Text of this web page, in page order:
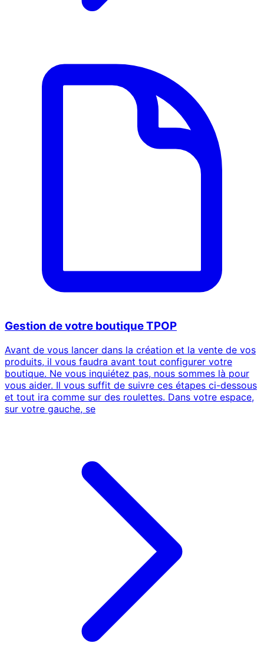
Gestion de votre boutique TPOP
Avant de vous lancer dans la création et la vente de vos
produits, il vous faudra avant tout configurer votre
boutique. Ne vous inquiétez pas, nous sommes là pour
vous aider. Il vous suffit de suivre ces étapes ci-dessous
et tout ira comme sur des roulettes. Dans votre espace,
sur votre gauche, se